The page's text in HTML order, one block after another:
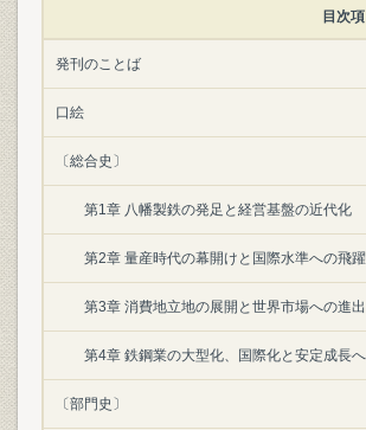
目次項
発刊のことば
口絵
〔総合史〕
第1章 八幡製鉄の発足と経営基盤の近代化
第2章 量産時代の幕開けと国際水準への飛躍
第3章 消費地立地の展開と世界市場への進出
第4章 鉄鋼業の大型化、国際化と安定成長
〔部門史〕